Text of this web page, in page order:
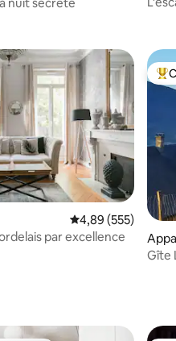
Évaluation
4,89 (555)
par excellence
Gîte